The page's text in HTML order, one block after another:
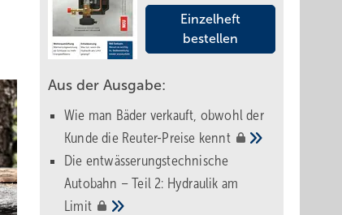
Einzelheft
bestellen
Aus der Ausgabe:
Wie man Bäder verkauft, obwohl der
Kunde die Reuter-Preise kennt
Die entwässerungstechnische
Autobahn – Teil 2: Hydraulik am
Limit